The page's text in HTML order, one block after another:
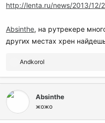
http://lenta.ru/news/2013/12/
Absinthe, на рутрекере
других местах хрен
Р
а
и
Andkorol
Absinthe
жожо